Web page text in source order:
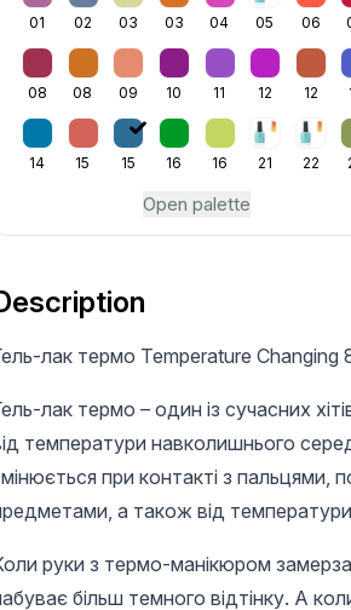
01 02 03 03 04 05 06
08 08 09 10 11 12 12
14 15 15 16 16 21 22
Open palette
UAH 25
Nail file Global
UAH
лак термо Temperature Changing
лак термо – один із сучасних
температури навколишнього
при контакті з пальцями,
а також від температури
руки з термо-манікюром
більш темного відтінку. А